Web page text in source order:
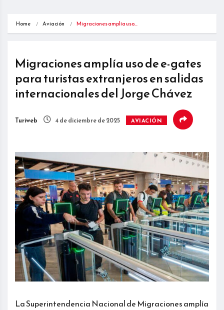
Home Aviación Migraciones amplía uso…
Migraciones amplía uso de e-gates
para turistas extranjeros en salidas
internacionales del Jorge Chávez
Turiweb 4 de diciembre de 2025 AVIACIÓN
La Superintendencia Nacional de Migraciones amplía